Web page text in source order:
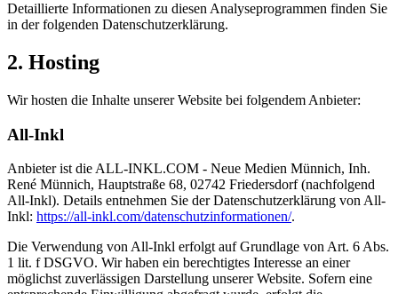
Detaillierte Informationen zu diesen Analyseprogrammen finden Sie
in der folgenden Datenschutzerklärung.
2. Hosting
Wir hosten die Inhalte unserer Website bei folgendem Anbieter:
All-Inkl
Anbieter ist die ALL-INKL.COM - Neue Medien Münnich, Inh.
René Münnich, Hauptstraße 68, 02742 Friedersdorf (nachfolgend
All-Inkl). Details entnehmen Sie der Datenschutzerklärung von All-
Inkl: https://all-inkl.com/datenschutzinformationen/.
Die Verwendung von All-Inkl erfolgt auf Grundlage von Art. 6 Abs.
1 lit. f DSGVO. Wir haben ein berechtigtes Interesse an einer
möglichst zuverlässigen Darstellung unserer Website. Sofern eine